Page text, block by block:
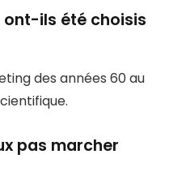
ont-ils été choisis
des années 60 au
pas marcher